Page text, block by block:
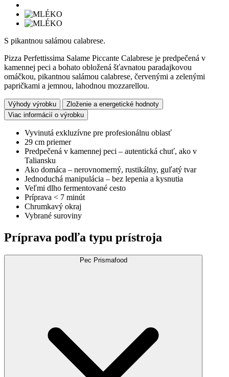
S pikantnou salámou calabrese.
Pizza Perfettissima Salame Piccante Calabrese je predpečená v
kamennej peci a bohato obložená šťavnatou paradajkovou
omáčkou, pikantnou salámou calabrese, červenými a zelenými
papričkami a jemnou, lahodnou mozzarellou.
Výhody výrobku
Zloženie a energetické hodnoty
Viac informácií o výrobku
Vyvinutá exkluzívne pre profesionálnu oblasť
29 cm priemer
Predpečená v kamennej peci – autentická chuť, ako v
Taliansku
Ako domáca – nerovnomerný, rustikálny, guľatý tvar
Jednoduchá manipulácia – bez lepenia a kysnutia
Veľmi dlho fermentované cesto
Príprava ˂ 7 minút
Chrumkavý okraj
Vybrané suroviny
Príprava podľa typu prístroja
Pec Prismafood